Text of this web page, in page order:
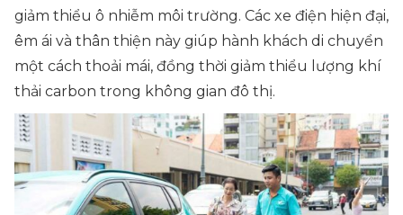
giảm thiểu ô nhiễm môi trường. Các xe điện hiện đại,
êm ái và thân thiện này giúp hành khách di chuyển
một cách thoải mái, đồng thời giảm thiểu lượng khí
thải carbon trong không gian đô thị.